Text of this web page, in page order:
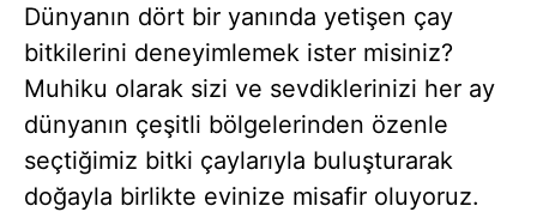
Dünyanın dört bir yanında yetişen çay
bitkilerini deneyimlemek ister misiniz?
Muhiku olarak sizi ve sevdiklerinizi her ay
dünyanın çeşitli bölgelerinden özenle
seçtiğimiz bitki çaylarıyla buluşturarak
doğayla birlikte evinize misafir oluyoruz.